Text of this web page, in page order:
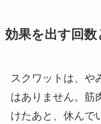
効果を出す回
スクワットは、や
はありません。筋
けたあと、休んで